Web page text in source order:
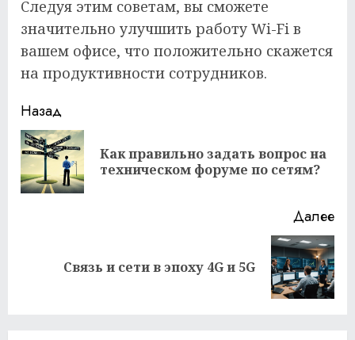
Следуя этим советам, вы сможете
значительно улучшить работу Wi-Fi в
вашем офисе, что положительно скажется
на продуктивности сотрудников.
Продолжить
чтение
Назад
Как правильно задать вопрос на
техническом форуме по сетям?
Далее
СледующаяСвязь и сети в эпоху 4G и 5G